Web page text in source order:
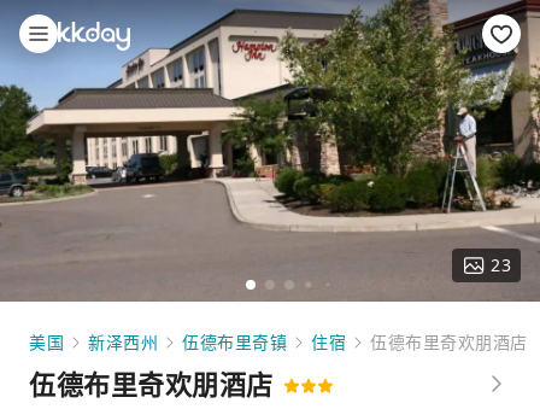
23
美国 新泽西州 伍德布里奇镇 住宿 伍德布里奇欢朋酒店
伍德布里奇欢朋酒店